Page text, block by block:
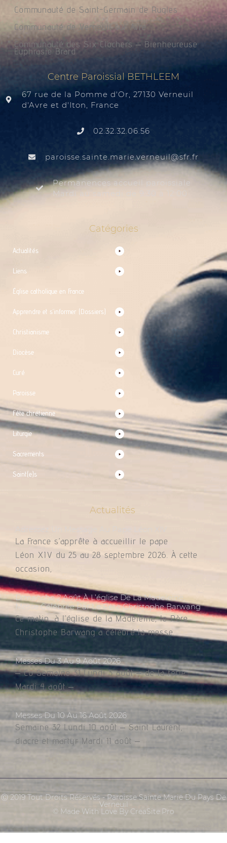
Communauté de Saint-Germain de Rugles
Communauté de Verneuil sur Avre
Communauté des Six Clochers – Bienheureuse
Euphrasie Brard
Centre Paroissial BETHLEEM
67 rue de la Pomme d'Or, 27130 Verneuil
d'Avre et d'Iton, France
02.32.32.06.56
rf.rfs
@liuenrev.eiram.etnias.essiorap
Permanences accueil paroissiale
Mardi au samedi de 9:30 à 12:00
Catégories
Actualités
Liens
Église catholique en France
Apprendre et s’informer (Dossiers)
Christianisme
Diocèse
Curé
Paroisse
Fête chrétienne
Liturgie
Sacrements
Saint(e)s
Actualités
La France s’apprête à accueillir le pape
Léon XIV du 25 au 28 septembre 2026. À cette
occasion,
Dimanche 2 Août À L’église De La Madeleine,
Messe Célébrée Par Le Père Christophe Barwang
Ce matin, à l’église de la Madeleine, le Père
Christophe Barwang a célébré la messe.
Messes Du 3 Au 9 Août 2026
– Co Semaine 31 Lundi 3 août – de la férie
Mardi 4 août –
Messes Du 10 Au 16 Août 2026
Semaine 32 Lundi 10 août – Saint Laurent,
diacre et martyr Mardi 11 août –
Ⓒ 2019 Tout Droits Réservés - Paroisse Sainte Marie Du Pays De
Verneuil
© Made With Love By CreaSite.Pro